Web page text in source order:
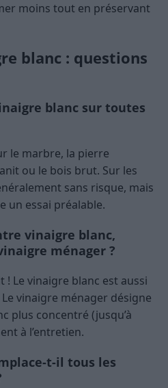
moins tout en préservant
blanc : questions
blanc sur toutes
le marbre, la pierre
ou le bois brut. Sur les
sans risque, mais
un essai préalable.
vinaigre blanc,
ménager ?
! Le vinaigre blanc est aussi
vinaigre ménager désigne
plus concentré (jusqu’à
à l’entretien.
t-il tous les